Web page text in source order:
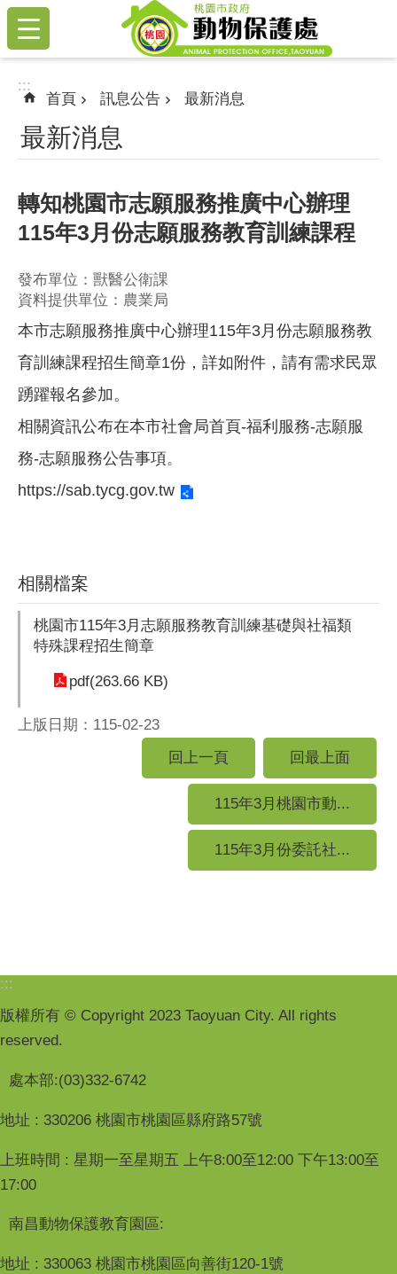
跳到主要內容區塊
:::
:::
首頁 訊息公告 最新消息
最新消息
轉知桃園市志願服務推廣中心辦理
115年3月份志願服務教育訓練課程
發布單位：獸醫公衛課
資料提供單位：農業局
本市志願服務推廣中心辦理115年3月份志願服務教
育訓練課程招生簡章1份，詳如附件，請有需求民眾
踴躍報名參加。
相關資訊公布在本市社會局首頁-福利服務-志願服
務-志願服務公告事項。
https://sab.tycg.gov.tw
相關檔案
桃園市115年3月志願服務教育訓練基礎與社福類
特殊課程招生簡章
pdf(263.66 KB)
上版日期：115-02-23
回上一頁
回最上面
115年3月桃園市動...
115年3月份委託社...
:::
版權所有 © Copyright 2023 Taoyuan City. All rights
reserved.
處本部:(03)332-6742
地址 : 330206 桃園市桃園區縣府路57號
上班時間 : 星期一至星期五 上午8:00至12:00 下午13:00至
17:00
南昌動物保護教育園區:
地址 : 330063 桃園市桃園區向善街120-1號